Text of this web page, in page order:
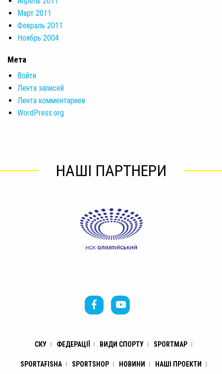
Март 2011
Февраль 2011
Ноябрь 2004
Мета
Войти
Лента записей
Лента комментариев
WordPress.org
НАШІ ПАРТНЕРИ
СКУ ФЕДЕРАЦІЇ ВИДИ СПОРТУ SPORTMAP
SPORTAFISHA SPORTSHOP НОВИНИ НАШІ ПРОЕКТИ